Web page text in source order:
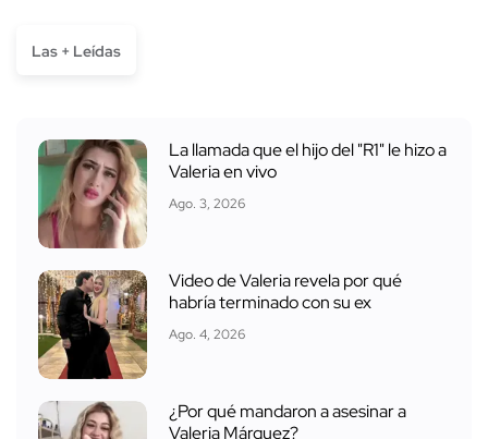
Las + Leídas
La llamada que el hijo del "R1" le hizo a
Valeria en vivo
Ago. 3, 2026
Video de Valeria revela por qué
habría terminado con su ex
Ago. 4, 2026
¿Por qué mandaron a asesinar a
Valeria Márquez?